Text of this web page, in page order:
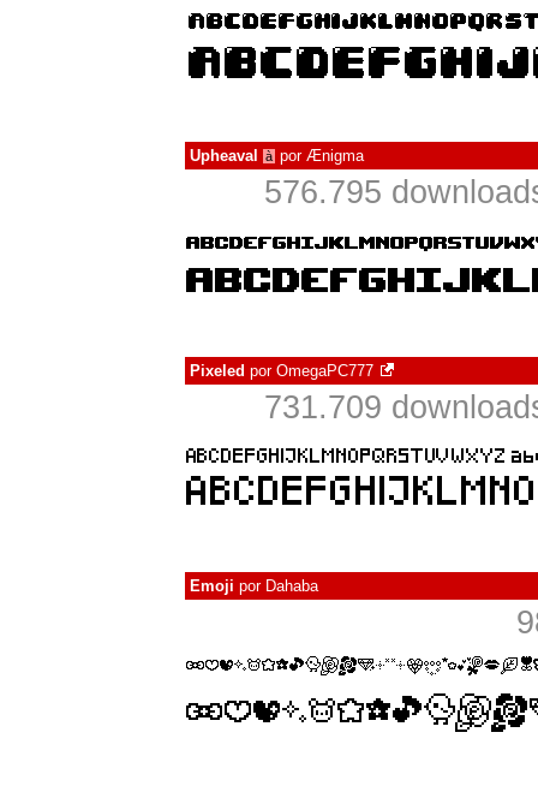
Upheaval à por Ænigma
576.795
Pixeled por OmegaPC777
731.709
Emoji por Dahaba